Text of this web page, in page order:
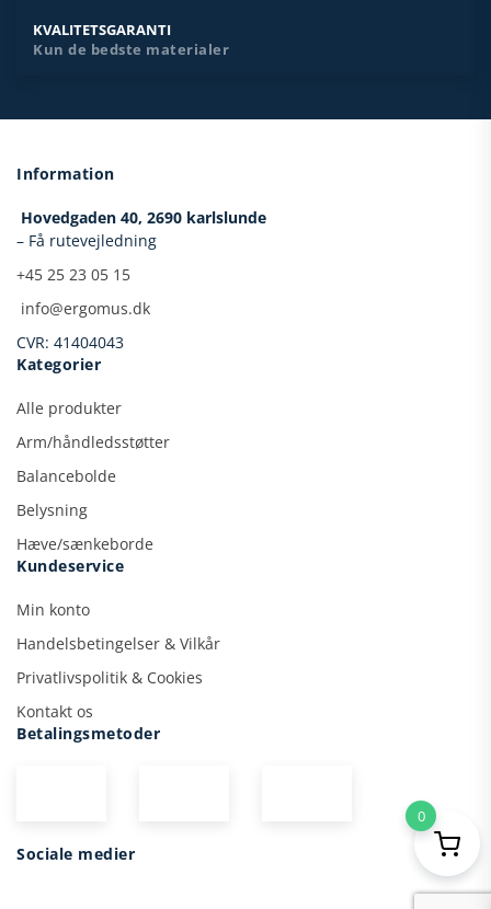
KVALITETSGARANTI
Kun de bedste materialer
Information
Hovedgaden 40, 2690 karlslunde
– Få rutevejledning
+45 25 23 05 15
info@ergomus.dk
CVR: 41404043
Kategorier
Alle produkter
Arm/håndledsstøtter
Balancebolde
Belysning
Hæve/sænkeborde
Kundeservice
Min konto
Handelsbetingelser & Vilkår
Privatlivspolitik & Cookies
Kontakt os
Betalingsmetoder
Sociale medier
0